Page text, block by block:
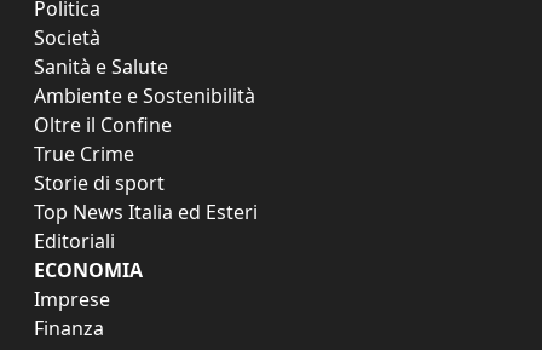
Politica
Società
Sanità e Salute
Ambiente e Sostenibilità
Oltre il Confine
True Crime
Storie di sport
Top News Italia ed Esteri
Editoriali
ECONOMIA
Imprese
Finanza